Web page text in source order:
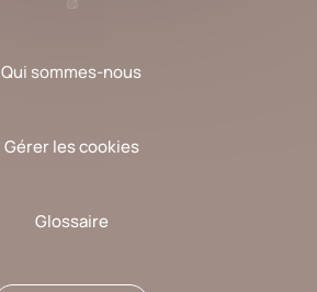
Qui sommes-nous
Gérer les cookies
Glossaire